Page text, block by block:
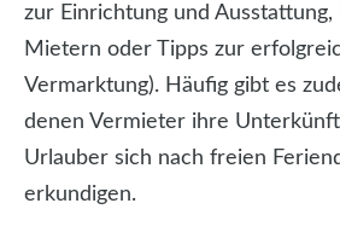
zur Einrichtung und
Mietern oder Tipps zur
Vermarktung). Häufig gibt es
denen Vermieter ihre
Urlauber sich nach freien
erkundigen.